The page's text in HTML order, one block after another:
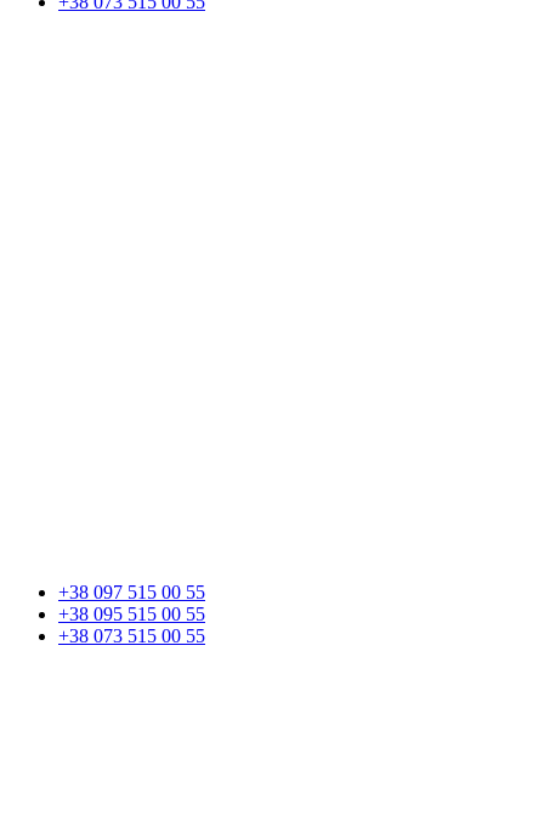
+38 097 515 00 55
+38 095 515 00 55
+38 073 515 00 55